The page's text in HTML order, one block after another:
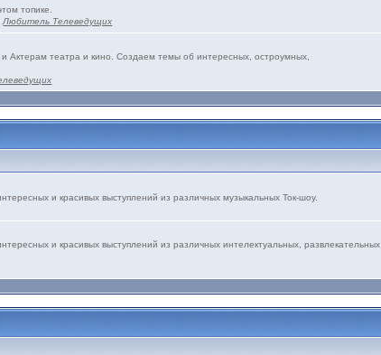
топике.
Любитель Телеведущих
театра и кино. Создаем темы об интересных, остроумных,
и красивых выступлений из различных музыкальных Ток-шоу.
и красивых выступлений из различных интелектуальных, развлекательных